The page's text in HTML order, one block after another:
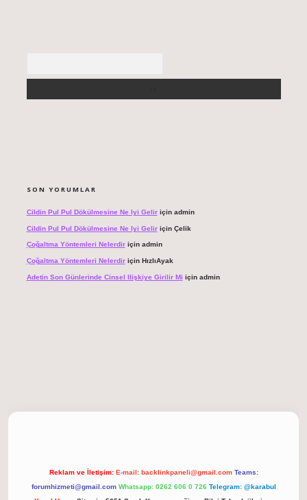
SON YORUMLAR
Cildin Pul Pul Dökülmesine Ne Iyi Geliriçin admin
Cildin Pul Pul Dökülmesine Ne Iyi Geliriçin Çelik
Çoğaltma Yöntemleri Nelerdiriçin admin
Çoğaltma Yöntemleri Nelerdiriçin HızlıAyak
Adetin Son Günlerinde Cinsel Ilişkiye Girilir Mi için admin
Reklam ve İletişim: E-mail: backlinkpaneli@gmail.com Teams:
forumhizmeti@gmail.com Whatsapp: 0262 606 0 726 Telegram: @karabul